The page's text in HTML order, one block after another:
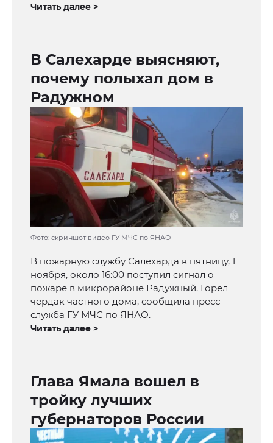
Читать далее >
В Салехарде выясняют,
почему полыхал дом в
Радужном
Фото: скриншот видео ГУ МЧС по ЯНАО
В пожарную службу Салехарда в пятницу, 1
ноября, около 16:00 поступил сигнал о
пожаре в микрорайоне Радужный. Горел
чердак частного дома, сообщила пресс-
служба ГУ МЧС по ЯНАО.
Читать далее >
Глава Ямала вошел в
тройку лучших
губернаторов России